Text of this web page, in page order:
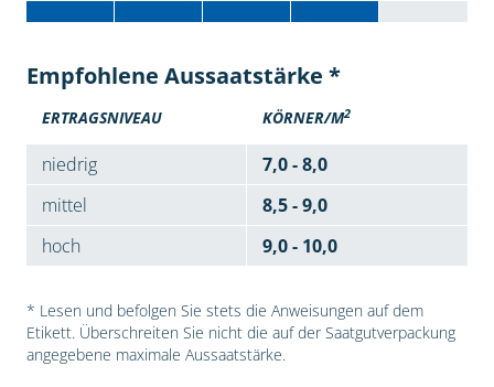
Empfohlene Aussaatstärke *
ERTRAGSNIVEAU KÖRNER/M2
niedrig
7,0 - 8,0
mittel
8,5 - 9,0
hoch
9,0 - 10,0
* Lesen und befolgen Sie stets die Anweisungen auf dem
Etikett. Überschreiten Sie nicht die auf der Saatgutverpackung
angegebene maximale Aussaatstärke.